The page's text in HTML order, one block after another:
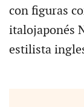
con figuras
italojaponés
estilista